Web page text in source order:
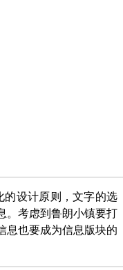
的设计原则，文字的选
。考虑到鲁朗小镇要打
息也要成为信息版块的